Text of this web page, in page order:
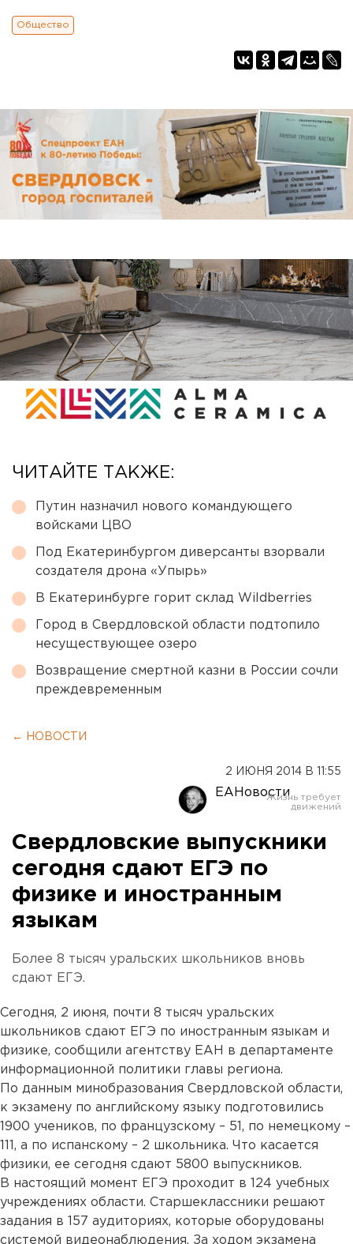
Общество
ЧИТАЙТЕ ТАКЖЕ:
Путин назначил нового командующего
войсками ЦВО
Под Екатеринбургом диверсанты взорвали
создателя дрона «Упырь»
В Екатеринбурге горит склад Wildberries
Город в Свердловской области подтопило
несуществующее озеро
Возвращение смертной казни в России сочли
преждевременным
← НОВОСТИ
2 ИЮНЯ 2014 В 11:55
ЕАНовости
Свердловские выпускники
сегодня сдают ЕГЭ по
физике и иностранным
языкам
Более 8 тысяч уральских школьников вновь
сдают ЕГЭ.
Сегодня, 2 июня, почти 8 тысяч уральских
школьников сдают ЕГЭ по иностранным языкам и
физике, сообщили агентству ЕАН в департаменте
информационной политики главы региона.
По данным минобразования Свердловской области,
к экзамену по английскому языку подготовились
1900 учеников, по французскому – 51, по немецкому –
111, а по испанскому – 2 школьника. Что касается
физики, ее сегодня сдают 5800 выпускников.
В настоящий момент ЕГЭ проходит в 124 учебных
учреждениях области. Старшеклассники решают
задания в 157 аудиториях, которые оборудованы
системой видеонаблюдения. За ходом экзамена